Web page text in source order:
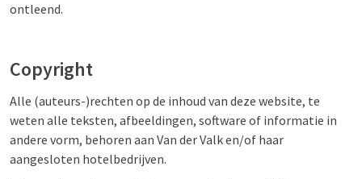
ontleend.
Copyright
Alle (auteurs-)rechten op de inhoud van deze website, te
weten alle teksten, afbeeldingen, software of informatie in
andere vorm, behoren aan Van der Valk en/of haar
aangesloten hotelbedrijven.